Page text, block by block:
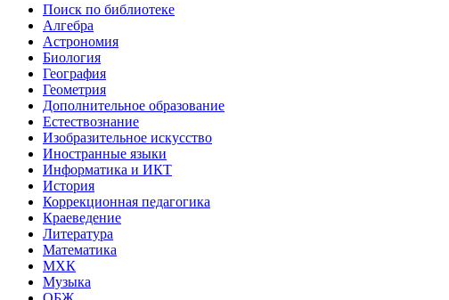
Поиск по библиотеке
Алгебра
Астрономия
Биология
География
Геометрия
Дополнительное образование
Естествознание
Изобразительное искусство
Иностранные языки
Информатика и ИКТ
История
Коррекционная педагогика
Краеведение
Литература
Математика
МХК
Музыка